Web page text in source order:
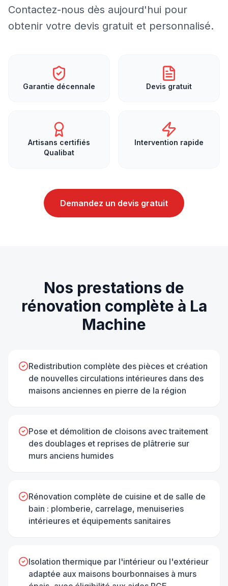
Contactez-nous dès aujourd'hui pour
obtenir votre devis gratuit et personnalisé.
Garantie décennale Devis gratuit
Artisans certifiés
Qualibat
Intervention rapide
Demandez un devis gratuit
Nos prestations de
rénovation complète à La
Machine
Redistribution complète des pièces et création
de nouvelles circulations intérieures dans des
maisons anciennes en pierre de la région
Pose et démolition de cloisons avec traitement
des doublages et reprises de plâtrerie sur
murs anciens humides
Rénovation complète de cuisine et de salle de
bain : plomberie, carrelage, menuiseries
intérieures et équipements sanitaires
Isolation thermique par l'intérieur ou l'extérieur
adaptée aux maisons bourbonnaises à murs